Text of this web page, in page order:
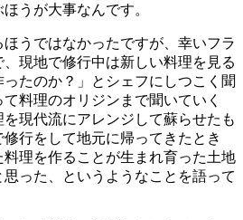
うが大事なんです。
うではなかったですが、幸いフラ
現地で修行中は新しい料理を見る
たのか？」とシェフにしつこく聞
料理のオリジンまで聞いていく
現代流にアレンジして蘇らせたも
行をして地元に帰ってきたとき
理を作ることが生まれ育った土地
った、というようなことを語って